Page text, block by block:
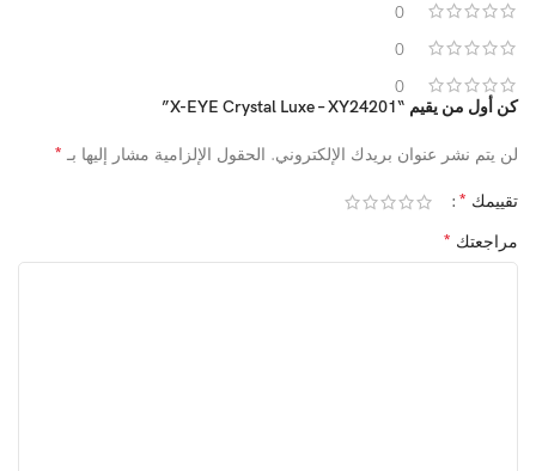
0
0
0
كن أول من يقيم “X-EYE Crystal Luxe – XY24201”
لن يتم نشر عنوان بريدك الإلكتروني. الحقول الإلزامية مشار إليها بـ *
تقييمك *
مراجعتك *